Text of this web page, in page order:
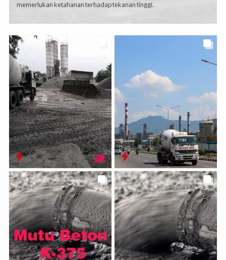
memerlukan ketahanan terhadap tekanan tinggi.